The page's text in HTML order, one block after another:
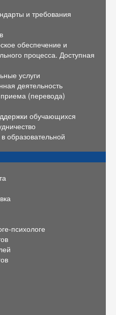
и требования
обеспечение и
процесса. Доступная
услуги
деятельность
(перевода)
обучающихся
образовательной
психологе